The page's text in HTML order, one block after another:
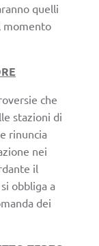
quelli
momento
che
stazioni di
rinuncia
nei
il
obbliga a
dei